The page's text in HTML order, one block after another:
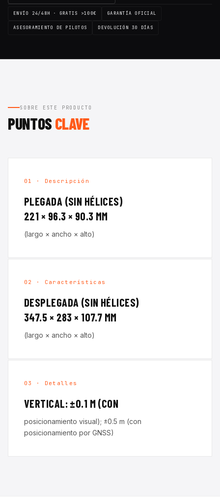
ENVÍO 24/48H · GRATIS >100€ GARANTÍA OFICIAL
ASESORAMIENTO DE PILOTOS DEVOLUCIÓN 30 DÍAS
SOBRE ESTE PRODUCTO
PUNTOS CLAVE
01 · Descripción
PLEGADA (SIN HÉLICES)
221 × 96.3 × 90.3 MM
(largo × ancho × alto)
02 · Características
DESPLEGADA (SIN HÉLICES)
347.5 × 283 × 107.7 MM
(largo × ancho × alto)
03 · Detalles
VERTICAL: ±0.1 M (CON
posicionamiento visual); ±0.5 m (con
posicionamiento por GNSS)